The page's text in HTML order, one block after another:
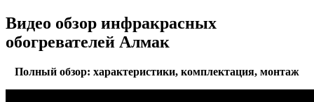
Видео обзор инфракрасных
обогревателей Алмак
Полный обзор: характеристики, комплектация, монтаж